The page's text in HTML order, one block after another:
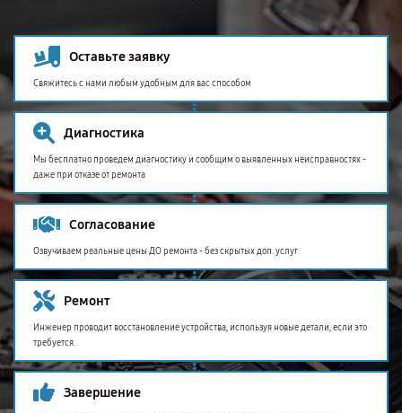
Оставьте заявку
Свяжитесь с нами любым удобным для вас способом
Диагностика
Мы бесплатно проведем диагностику и сообщим о выявленных неисправностях -
даже при отказе от ремонта
Согласование
Озвучиваем реальные цены ДО ремонта - без скрытых доп. услуг
Ремонт
Инженер проводит восстановление устройства, используя новые детали, если это
требуется.
Завершение